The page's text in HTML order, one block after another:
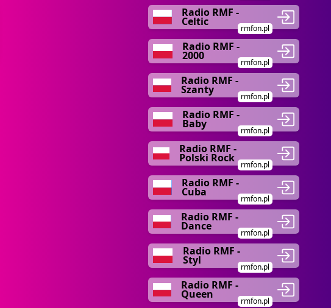
Radio RMF -
Celtic
rmfon.pl
Radio RMF -
2000
rmfon.pl
Radio RMF -
Szanty
rmfon.pl
Radio RMF -
Baby
rmfon.pl
Radio RMF -
Polski Rock
rmfon.pl
Radio RMF -
Cuba
rmfon.pl
Radio RMF -
Dance
rmfon.pl
Radio RMF -
Styl
rmfon.pl
Radio RMF -
Queen
rmfon.pl